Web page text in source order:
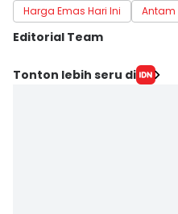
Harga Emas Hari Ini Antam
Editorial Team
Editor
Tonton lebih seru di